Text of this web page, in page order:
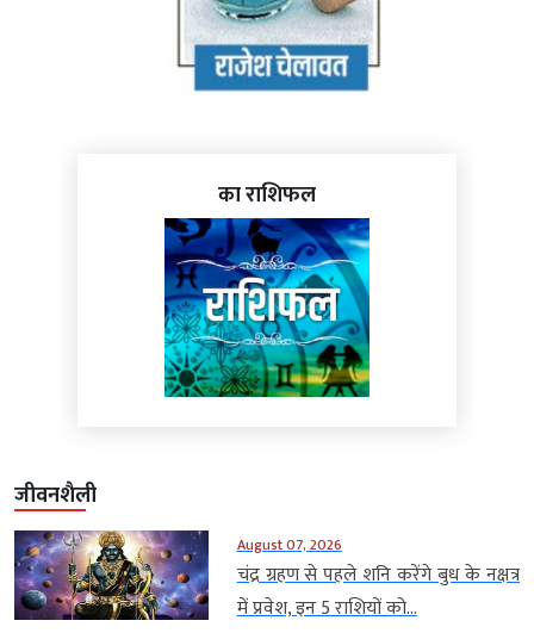
का राशिफल
जीवनशैली
August 07, 2026
चंद्र ग्रहण से पहले शनि करेंगे बुध के नक्षत्र
में प्रवेश, इन 5 राशियों को...